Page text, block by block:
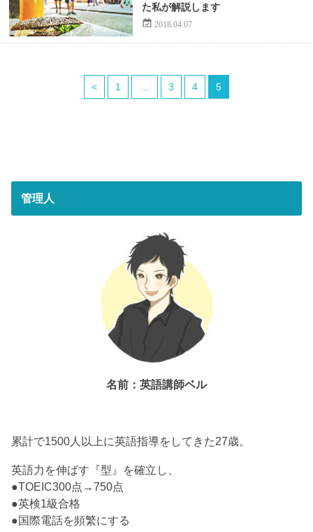
た私が解説します
2018.04.07
< 1 … 3 4 5
管理人
名前：英語講師ベル
累計で1500人以上に英語指導をしてきた27歳。
英語力を伸ばす『型』を確立し、
●TOEIC300点→750点
●英検1級合格
●国際電話を頻繁にする